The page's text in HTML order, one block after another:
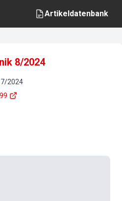
Artikeldatenbank
8/2024
7/2024